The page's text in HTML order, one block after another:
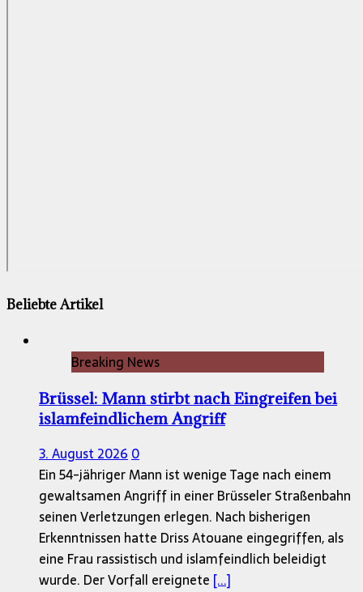
Beliebte Artikel
Breaking News
Brüssel: Mann stirbt nach Eingreifen bei
islamfeindlichem Angriff
3. August 20260
Ein 54-jähriger Mann ist wenige Tage nach einem
gewaltsamen Angriff in einer Brüsseler Straßenbahn
seinen Verletzungen erlegen. Nach bisherigen
Erkenntnissen hatte Driss Atouane eingegriffen, als
eine Frau rassistisch und islamfeindlich beleidigt
wurde. Der Vorfall ereignete [...]